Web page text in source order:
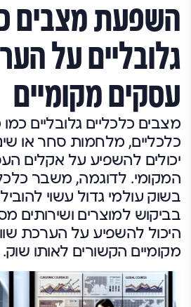
השפעת מצבים
גלובליים על
עסקים מקומיים
מצבים כלכליים גלובליים
כלכליים, מלחמות סחר או
יכולים להשפיע על אקלים
המקומי. לדוגמה, משבר
בשוק עולמי גדול עשוי
בביקוש למוצרים ושירותים
היכול להשפיע על הערכת
מקומיים הקשורים לאותו שוק.